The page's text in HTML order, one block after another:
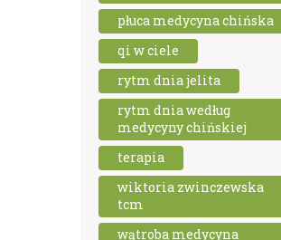
płuca medycyna chińska
qi w ciele
rytm dnia jelita
rytm dnia według
medycyny chińskiej
terapia
wiktoria zwinczewska
tcm
wątroba medycyna